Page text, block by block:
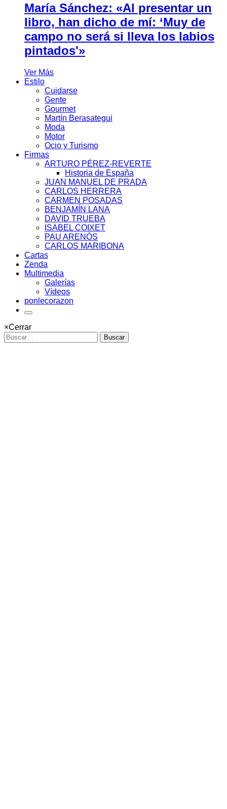
María Sánchez: «Al presentar un
libro, han dicho de mí: ‘Muy de
campo no será si lleva los labios
pintados'»
Ver Más
Estilo
Cuidarse
Gente
Gourmet
Martín Berasategui
Moda
Motor
Ocio y Turismo
Firmas
ARTURO PÉREZ-REVERTE
Historia de España
JUAN MANUEL DE PRADA
CARLOS HERRERA
CARMEN POSADAS
BENJAMÍN LANA
DAVID TRUEBA
ISABEL COIXET
PAU ARENÓS
CARLOS MARIBONA
Cartas
Zenda
Multimedia
Galerías
Vídeos
ponlecorazon
×Cerrar
Buscar